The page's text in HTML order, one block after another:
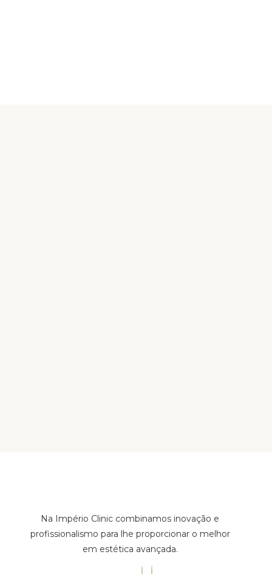
Na Império Clinic combinamos inovação e
profissionalismo para lhe proporcionar o melhor
em estética avançada.